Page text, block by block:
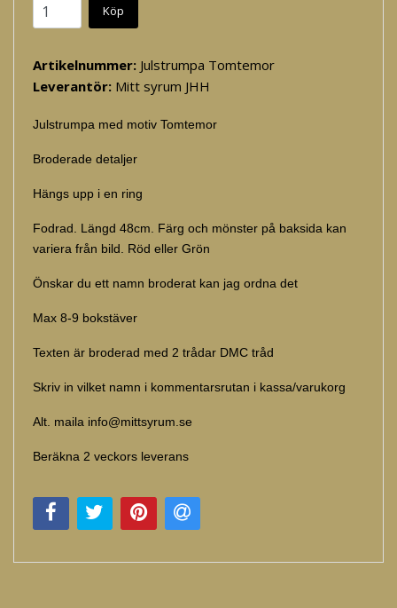
Köp
Artikelnummer: Julstrumpa Tomtemor
Leverantör: Mitt syrum JHH
Julstrumpa med motiv Tomtemor
Broderade detaljer
Hängs upp i en ring
Fodrad. Längd 48cm. Färg och mönster på baksida kan
variera från bild. Röd eller Grön
Önskar du ett namn broderat kan jag ordna det
Max 8-9 bokstäver
Texten är broderad med 2 trådar DMC tråd
Skriv in vilket namn i kommentarsrutan i kassa/varukorg
Alt. maila info@mittsyrum.se
Beräkna 2 veckors leverans